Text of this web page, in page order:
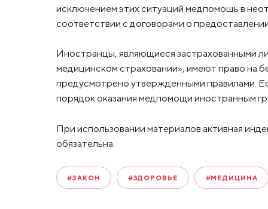
исключением этих ситуаций медпомощь в
соответствии с договорами о
Иностранцы, являющиеся застрахованными
медицинском страховании», имеют право на
предусмотрено утвержденными правилами.
порядок оказания медпомощи иностранным
При использовании материалов активная
обязательна.
#ЗАКОН #ЗДОРОВЬЕ #МЕДИЦИНА